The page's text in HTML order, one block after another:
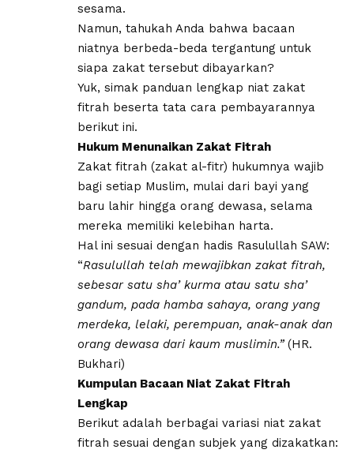
sesama.
Namun, tahukah Anda bahwa bacaan
niatnya berbeda-beda tergantung untuk
siapa zakat tersebut dibayarkan?
Yuk, simak panduan lengkap niat zakat
fitrah beserta tata cara pembayarannya
berikut ini.
Hukum Menunaikan Zakat Fitrah
​Zakat fitrah (zakat al-fitr) hukumnya wajib
bagi setiap Muslim, mulai dari bayi yang
baru lahir hingga orang dewasa, selama
mereka memiliki kelebihan harta.
Hal ini sesuai dengan hadis Rasulullah SAW:
​“Rasulullah telah mewajibkan zakat fitrah,
sebesar satu sha’ kurma atau satu sha’
gandum, pada hamba sahaya, orang yang
merdeka, lelaki, perempuan, anak-anak dan
orang dewasa dari kaum muslimin.”(HR.
Bukhari)
Kumpulan Bacaan Niat Zakat Fitrah
Lengkap
Berikut adalah berbagai variasi niat zakat
fitrah sesuai dengan subjek yang dizakatkan: